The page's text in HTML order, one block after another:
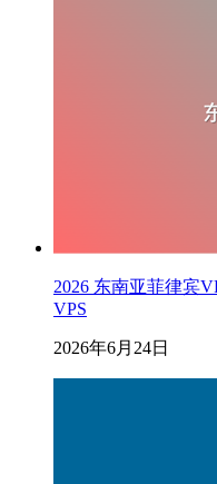
2026 东南亚菲律宾
VPS
2026年6月24日